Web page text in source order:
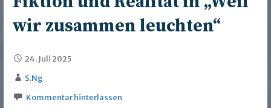
wir zusammen leuchten“
24. Juli 2025
S.Ng
Kommentar hinterlassen